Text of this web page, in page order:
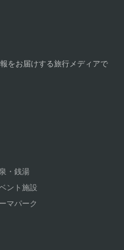
をお届けする旅行メディアで
・銭湯
ント施設
マパーク